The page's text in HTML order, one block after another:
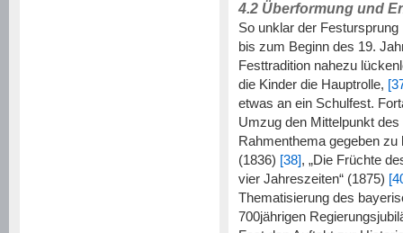
4.2 Überformung und
So unklar der
bis zum Beginn des 19.
Festtradition nahezu
die Kinder die Hauptrolle,
etwas an ein Schulfest.
Umzug den Mittelpunkt
Rahmenthema gegeben zu
(1836) [38], „Die Früchte
vier Jahreszeiten“ (1875)
Thematisierung des
700jährigen